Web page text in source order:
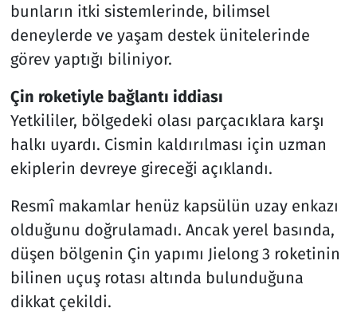
bunların itki sistemlerinde, bilimsel
deneylerde ve yaşam destek ünitelerinde
görev yaptığı biliniyor.
Çin roketiyle bağlantı iddiası
Yetkililer, bölgedeki olası parçacıklara karşı
halkı uyardı. Cismin kaldırılması için uzman
ekiplerin devreye gireceği açıklandı.
Resmî makamlar henüz kapsülün uzay enkazı
olduğunu doğrulamadı. Ancak yerel basında,
düşen bölgenin Çin yapımı Jielong 3 roketinin
bilinen uçuş rotası altında bulunduğuna
dikkat çekildi.